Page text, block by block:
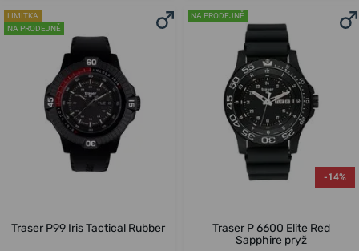
LIMITKA
NA PRODEJNĚ
Traser P99 Iris Tactical Rubber
NA PRODEJNĚ
-14%
Traser P 6600 Elite Red
Sapphire pryž